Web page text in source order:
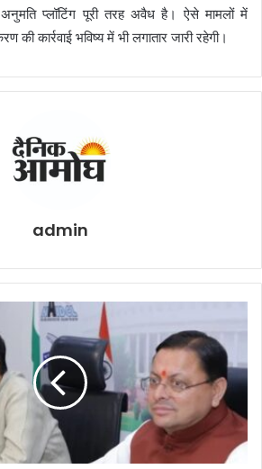
अनुमति प्लॉटिंग पूरी तरह अवैध है। ऐसे मामलों में
की कार्रवाई भविष्य में भी लगातार जारी रहेगी।
admin